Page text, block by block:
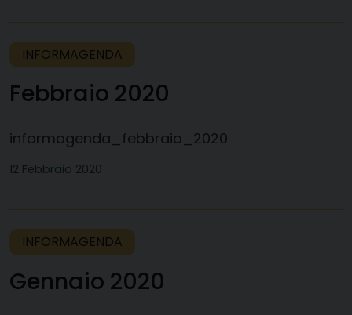
INFORMAGENDA
Febbraio 2020
informagenda_febbraio_2020
12 Febbraio 2020
INFORMAGENDA
Gennaio 2020